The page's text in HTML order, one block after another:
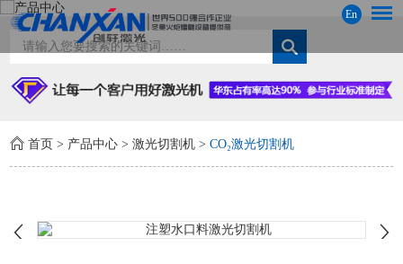
En
首页 > 产品中心 >激光切割机 >CO₂激光切割机